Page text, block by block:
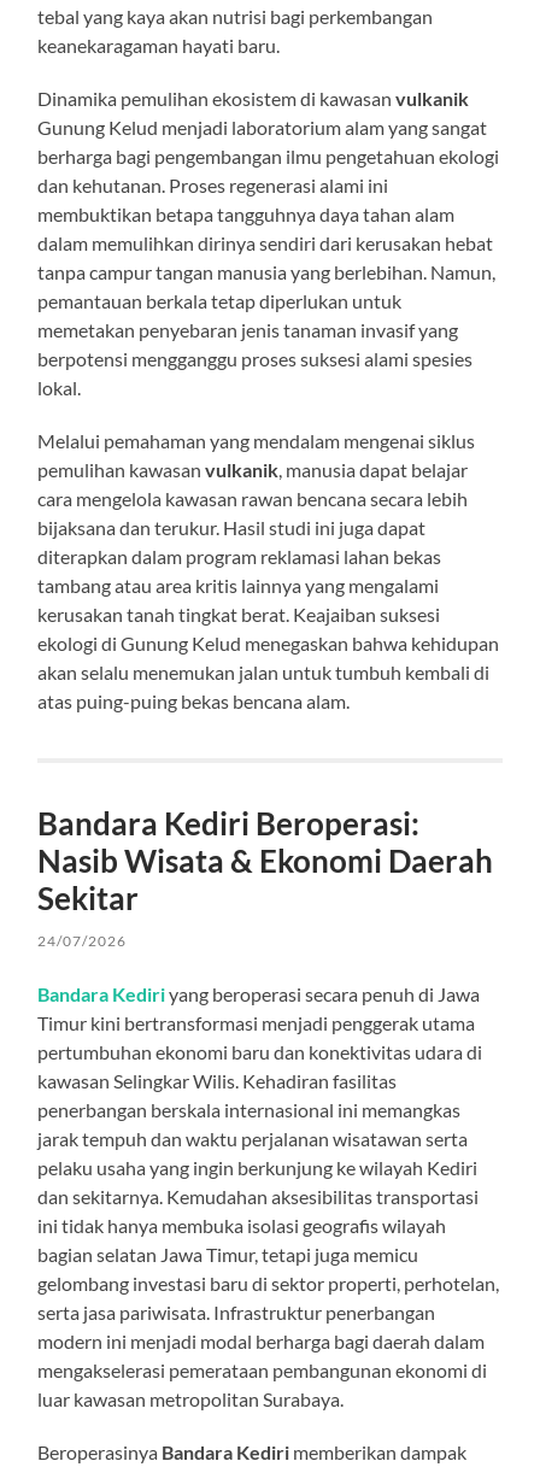
tebal yang kaya akan nutrisi bagi perkembangan
keanekaragaman hayati baru.
Dinamika pemulihan ekosistem di kawasanvulkanik
Gunung Kelud menjadi laboratorium alam yang sangat
berharga bagi pengembangan ilmu pengetahuan ekologi
dan kehutanan. Proses regenerasi alami ini
membuktikan betapa tangguhnya daya tahan alam
dalam memulihkan dirinya sendiri dari kerusakan hebat
tanpa campur tangan manusia yang berlebihan. Namun,
pemantauan berkala tetap diperlukan untuk
memetakan penyebaran jenis tanaman invasif yang
berpotensi mengganggu proses suksesi alami spesies
lokal.
Melalui pemahaman yang mendalam mengenai siklus
pemulihan kawasanvulkanik , manusia dapat belajar
cara mengelola kawasan rawan bencana secara lebih
bijaksana dan terukur. Hasil studi ini juga dapat
diterapkan dalam program reklamasi lahan bekas
tambang atau area kritis lainnya yang mengalami
kerusakan tanah tingkat berat. Keajaiban suksesi
ekologi di Gunung Kelud menegaskan bahwa kehidupan
akan selalu menemukan jalan untuk tumbuh kembali di
atas puing-puing bekas bencana alam.
Bandara Kediri Beroperasi:
Nasib Wisata & Ekonomi Daerah
Sekitar
24/07/2026
Bandara Kediriyang beroperasi secara penuh di Jawa
Timur kini bertransformasi menjadi penggerak utama
pertumbuhan ekonomi baru dan konektivitas udara di
kawasan Selingkar Wilis. Kehadiran fasilitas
penerbangan berskala internasional ini memangkas
jarak tempuh dan waktu perjalanan wisatawan serta
pelaku usaha yang ingin berkunjung ke wilayah Kediri
dan sekitarnya. Kemudahan aksesibilitas transportasi
ini tidak hanya membuka isolasi geografis wilayah
bagian selatan Jawa Timur, tetapi juga memicu
gelombang investasi baru di sektor properti, perhotelan,
serta jasa pariwisata. Infrastruktur penerbangan
modern ini menjadi modal berharga bagi daerah dalam
mengakselerasi pemerataan pembangunan ekonomi di
luar kawasan metropolitan Surabaya.
Beroperasinya Bandara Kediri memberikan dampak